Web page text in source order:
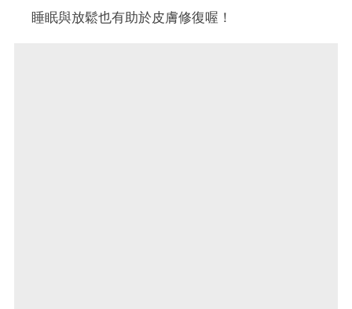
睡眠與放鬆也有助於皮膚修復喔！